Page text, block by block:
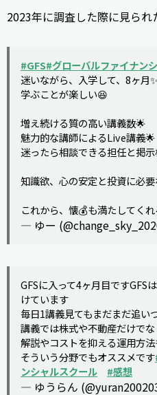
2023年に調査した際に見られ
#GFS#グローバルファイナン
迷いながら、入学して、8ヶ月✨
学ぶことが楽しい😆
増え続ける質の高い講義数🌟
魅力的な講師によるLive講義🌟
迷ったら相談できる担任と掲
知識欲、心の安定と投資に必
これから、懐💰も満たしてく
— ゆー
GFSに入って4ヶ月目ですGFS
けています
毎日1講義見てもまだまだ追い
講義では株式や不動産だけで
解説やコストを抑える運用方
そういう分野でもオススメです
ンシャルスクール
#感想
— ゆうらん